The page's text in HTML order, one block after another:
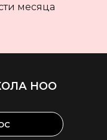
месяца
НОО